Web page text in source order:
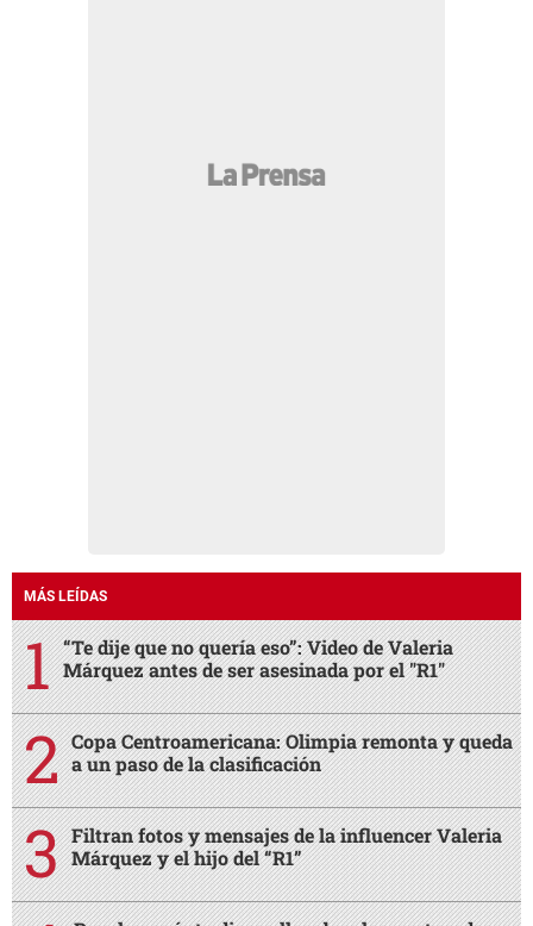
MÁS LEÍDAS
“Te dije que no quería eso”: Video de Valeria
Márquez antes de ser asesinada por el "R1"
Copa Centroamericana: Olimpia remonta y queda
a un paso de la clasificación
Filtran fotos y mensajes de la influencer Valeria
Márquez y el hijo del “R1”